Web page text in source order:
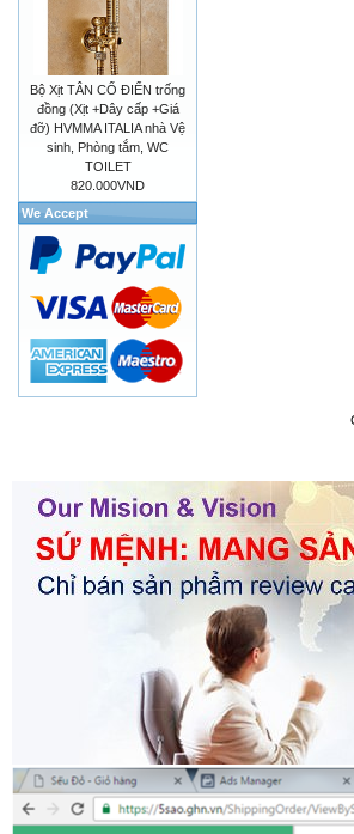
Bộ Xịt TÂN CỔ ĐIỂN trống
đồng (Xịt +Dây cấp +Giá
đỡ) HVMMA ITALIA nhà Vệ
sinh, Phòng tắm, WC
TOILET
820.000VND
We Accept